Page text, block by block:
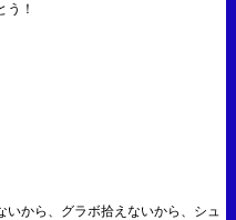
う！
から、グラボ拾えないから、シュ